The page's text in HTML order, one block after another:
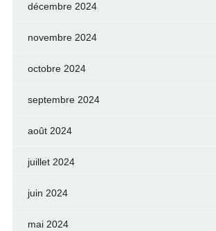
décembre 2024
novembre 2024
octobre 2024
septembre 2024
août 2024
juillet 2024
juin 2024
mai 2024